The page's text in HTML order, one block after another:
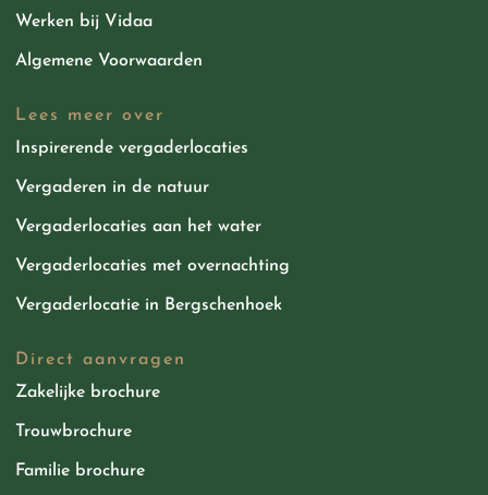
Werken bij Vidaa
Algemene Voorwaarden
Lees meer over
Inspirerende vergaderlocaties
Vergaderen in de natuur
Vergaderlocaties aan het water
Vergaderlocaties met overnachting
Vergaderlocatie in Bergschenhoek
Direct aanvragen
Zakelijke brochure
Trouwbrochure
Familie brochure